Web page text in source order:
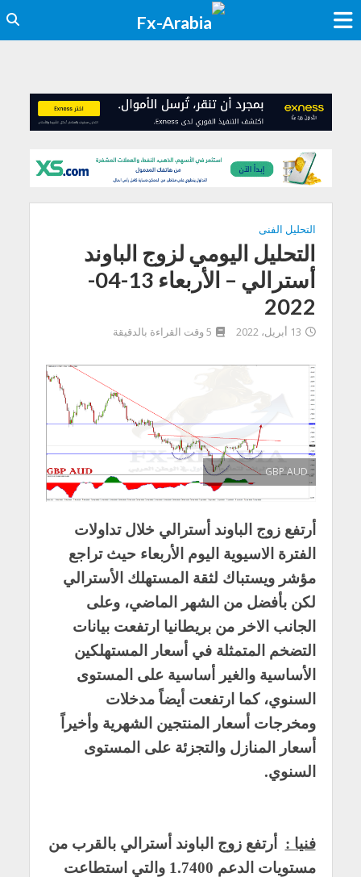
التحليل الفنى
التحليل اليومي لزوج الباوند
أسترالي – الأربعاء 13-04-
2022
13 أبريل، 2022 5 وقت القراءة بالدقيقة
GBP AUD
أرتفع زوج الباوند أسترالي خلال تداولات
الفترة الاسيوية اليوم الأربعاء حيث تراجع
مؤشر ويستباك لثقة المستهلك الأسترالي
لكن بأفضل من الشهر الماضي، وعلى
الجانب الاخر من بريطانيا ارتفعت بيانات
التضخم المتمثلة في أسعار المستهلكين
الأساسية والغير أساسية على المستوى
السنوي، كما ارتفعت أيضاً مدخلات
ومخرجات أسعار المنتجين الشهرية وأخيراً
أسعار المنازل والتجزئة على المستوى
السنوي.
فنيا : أرتفع زوج الباوند أسترالي بالقرب من
مستويات الدعم 1.7400 والتي استطاعت